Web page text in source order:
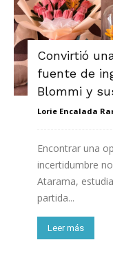
Convirtió
fuente de
Blommi y
Lorie Encalada
Encontrar una
incertidumbre
Atarama,
partida...
Leer más